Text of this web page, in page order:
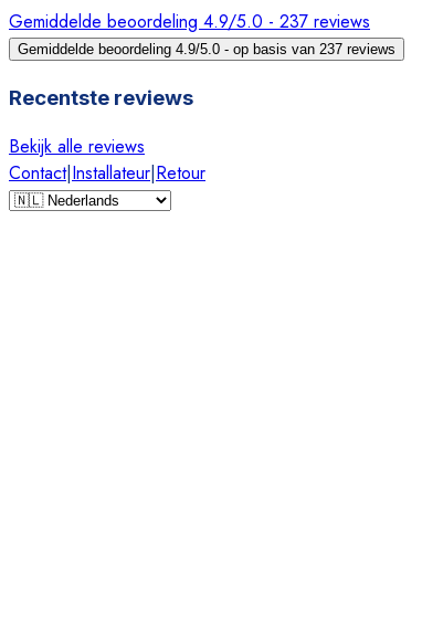
Gemiddelde beoordeling 4.9/5.0 - 237 reviews
Gemiddelde beoordeling 4.9/5.0 - op basis van 237 reviews
Recentste reviews
Bekijk alle reviews
Contact|Installateur|Retour